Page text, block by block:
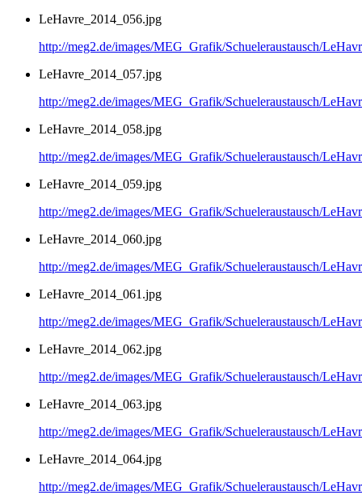
LeHavre_2014_056.jpg
http://meg2.de/images/MEG_Grafik/Schueleraustausch/
LeHavre_2014_057.jpg
http://meg2.de/images/MEG_Grafik/Schueleraustausch/
LeHavre_2014_058.jpg
http://meg2.de/images/MEG_Grafik/Schueleraustausch/
LeHavre_2014_059.jpg
http://meg2.de/images/MEG_Grafik/Schueleraustausch/
LeHavre_2014_060.jpg
http://meg2.de/images/MEG_Grafik/Schueleraustausch/
LeHavre_2014_061.jpg
http://meg2.de/images/MEG_Grafik/Schueleraustausch/
LeHavre_2014_062.jpg
http://meg2.de/images/MEG_Grafik/Schueleraustausch/
LeHavre_2014_063.jpg
http://meg2.de/images/MEG_Grafik/Schueleraustausch/
LeHavre_2014_064.jpg
http://meg2.de/images/MEG_Grafik/Schueleraustausch/